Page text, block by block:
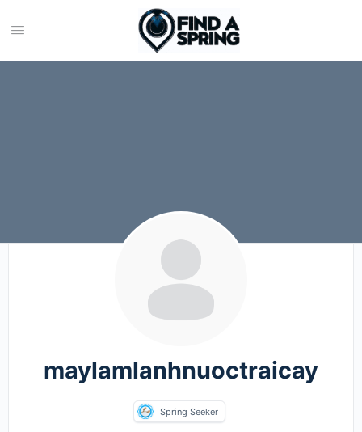
maylamlanhnuoctraicay
Spring Seeker